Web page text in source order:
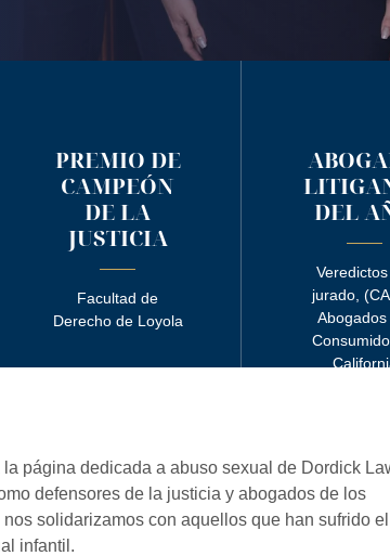
PREMIO DE
CAMPEÓN
DE LA
JUSTICIA
Facultad de
Derecho de Loyola
DEL
jurado,
Abogados
la página dedicada a abuso sexual de Dordick
defensores de la justicia y abogados de los
solidarizamos con aquellos que han sufrido
infantil.